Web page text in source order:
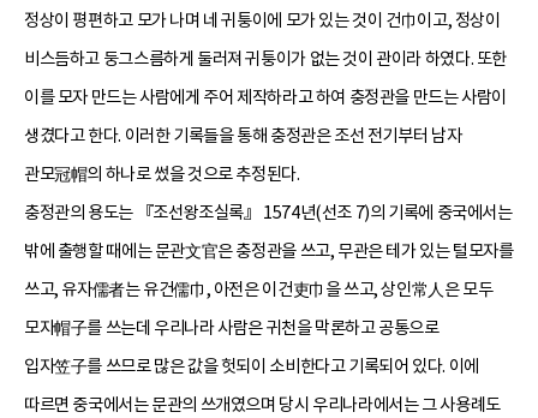
정상이 평편하고 모가 나며 네 귀퉁이에 모가 있는 것이 건巾이고, 정상이
비스듬하고 둥그스름하게 둘러져 귀퉁이가 없는 것이 관이라 하였다. 또한
이를 모자 만드는 사람에게 주어 제작하라고 하여 충정관을 만드는 사람이
생겼다고 한다. 이러한 기록들을 통해 충정관은 조선 전기부터 남자
관모冠帽의 하나로 썼을 것으로 추정된다.
충정관의 용도는 『조선왕조실록』 1574년(선조 7)의 기록에 중국에서는
밖에 출행할 때에는 문관文官은 충정관을 쓰고, 무관은 테가 있는 털모자를
쓰고, 유자儒者는 유건儒巾, 아전은 이건吏巾을 쓰고, 상인常人은 모두
모자帽子를 쓰는데 우리나라 사람은 귀천을 막론하고 공통으로
입자笠子를 쓰므로 많은 값을 헛되이 소비한다고 기록되어 있다. 이에
따르면 중국에서는 문관의 쓰개였으며 당시 우리나라에서는 그 사용례도